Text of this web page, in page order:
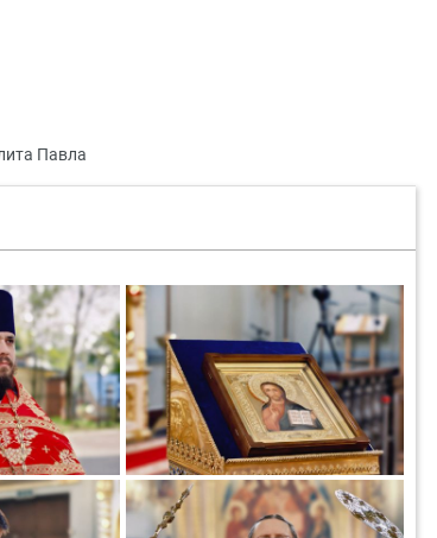
Павла